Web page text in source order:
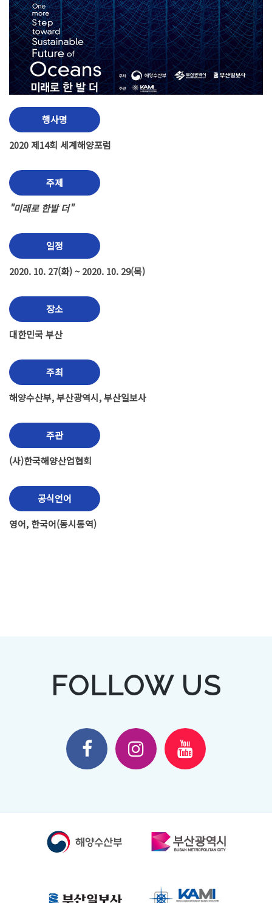
행사명
2020 제14회 세계해양포럼
주제
"미래로 한발 더"
일정
2020. 10. 27(화) ~ 2020. 10. 29(목)
장소
대한민국 부산
주최
해양수산부, 부산광역시, 부산일보사
주관
(사)한국해양산업협회
공식언어
영어, 한국어(동시통역)
FOLLOW US